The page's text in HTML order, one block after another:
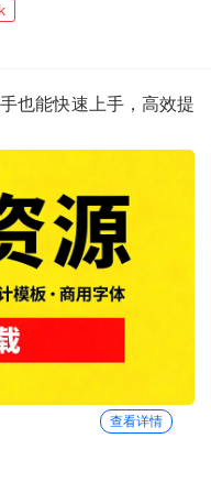
也能快速上手，高效提
查看详情